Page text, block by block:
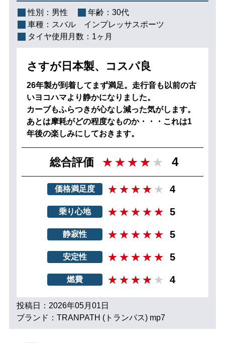
性別： 男性 年齢： 30代
車種： スバル インプレッサスポーツ
タイヤ使用月数： 1ヶ月
さすが日本製、コスパ良
26年製が到着してまず満足。走行音も以前の古
いヨコハマより静かになりました。
カーブもふらつきが心なし減った気がします。
あとは摩耗がどの程度なものか・・・これは1
年後の楽しみにしておきます。
総合評価 4
価格満足度 4
乗り心地 5
静寂性 5
安定性 5
燃費 4
投稿日：2026年05月01日
ブランド：TRANPATH (トランパス) mp7